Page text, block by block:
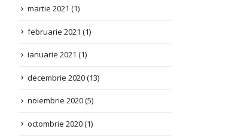
februarie 2021
ianuarie 2021(1)
decembrie 2020(13)
noiembrie 2020(5)
octombrie 2020(1)
septembrie 2020(1)